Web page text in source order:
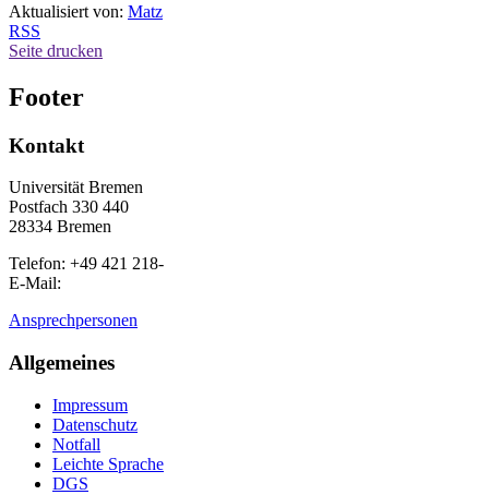
Aktualisiert von: Matz
RSS
Seite drucken
Footer
Kontakt
Universität Bremen
Postfach 330 440
28334 Bremen
Telefon: +49 421 218-
E-Mail:
Ansprechpersonen
Allgemeines
Impressum
Datenschutz
Notfall
Leichte Sprache
DGS